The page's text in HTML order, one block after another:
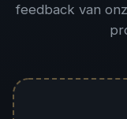
feedback van